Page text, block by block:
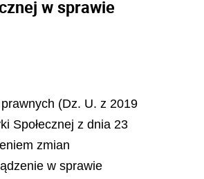
w sprawie
(Dz. U. z 2019
Społecznej z dnia 23
zmian
w sprawie